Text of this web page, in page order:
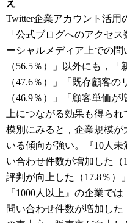
え
Twitter企業アカウント活用
「公式ブログへのアクセ
ーシャルメディア上での
（56.5％）」以外にも，
（47.6％）」「既存顧客
（46.9％）」「顧客単価
上につながる効果も得ら
模別にみると，企業規模
いる傾向が強い。『10人
い合わせ件数が増加した
評判が向上した（17.8％）
『1000人以上』の企業で
問い合わせ件数が増加し